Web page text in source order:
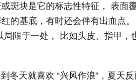
斑块是它的标志性特征， 表面
的基底，有时还会伴有出血点
限于一处， 比如头皮、指甲，
冬天就喜欢 “兴风作浪”，夏天